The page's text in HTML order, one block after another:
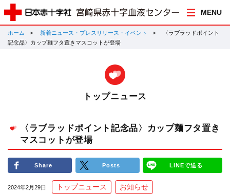
MENU
ホーム 新着ニュース・プレスリリース・イベント
〈ラブラッドポイント
記念品〉カップ麺フタ置きマスコットが登場
トップニュース
〈ラブラッドポイント記念品〉カップ麺フタ置き
マスコットが登場
Share Posts LINEで送る
2024年2月29日 トップニュース お知らせ